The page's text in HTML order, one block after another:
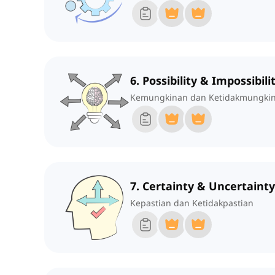
6. Possibility &
Kemungkinan dan
7. Certainty & Uncertainty
Kepastian dan Ketidakpastian